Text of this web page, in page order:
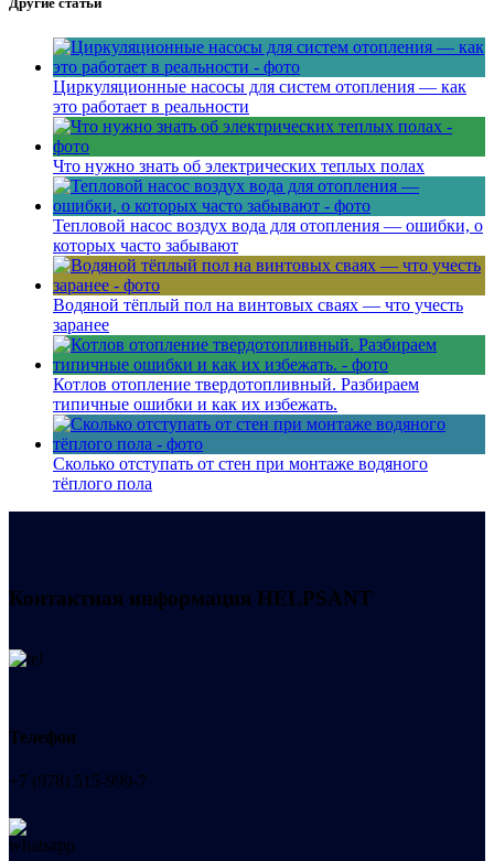
Циркуляционные насосы для систем отопления — как
это работает в реальности
Что нужно знать об электрических теплых полах
Тепловой насос воздух вода для отопления — ошибки, о
которых часто забывают
Водяной тёплый пол на винтовых сваях — что учесть
заранее
Котлов отопление твердотопливный. Разбираем
типичные ошибки и как их избежать.
Сколько отступать от стен при монтаже водяного
тёплого пола
Контактная информация HELPSANT
Телефон
+7 (978) 515-999-7